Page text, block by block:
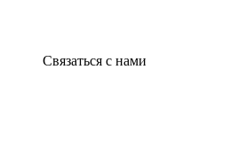
Связаться с нами